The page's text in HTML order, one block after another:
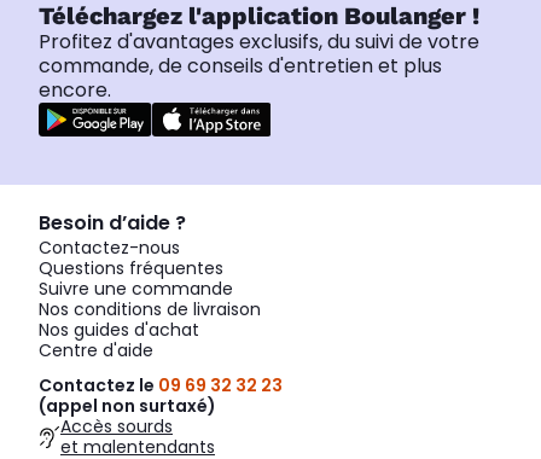
Téléchargez l'application Boulanger !
Profitez d'avantages exclusifs, du suivi de votre
commande, de conseils d'entretien et plus
encore.
Besoin d’aide ?
Contactez-nous
Questions fréquentes
Suivre une commande
Nos conditions de livraison
Nos guides d'achat
Centre d'aide
Contactez le 09 69 32 32 23
(appel non surtaxé)
Accès sourds
et malentendants